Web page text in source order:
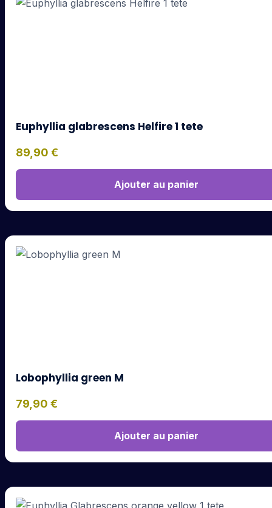
Euphyllia glabrescens Helfire 1 tete
89,90 €
Ajouter au panier
Lobophyllia green M
79,90 €
Ajouter au panier